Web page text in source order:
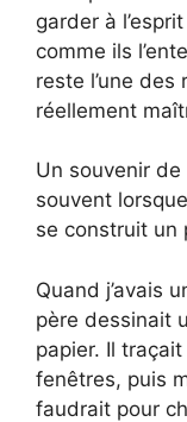
garder à
comme ils
reste l’une
réellement
Un souvenir
souvent
se construit un
Quand j’avais
père dessinait
papier. Il
fenêtres, puis
faudrait pour